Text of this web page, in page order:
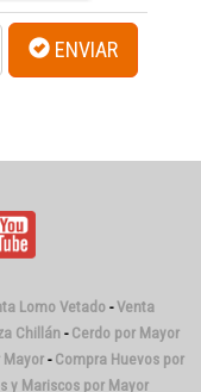
ENVIAR
Lomo Vetado-Venta
Chillán - Cerdo por Mayor
Mayor- Compra Huevos por
y Mariscos por Mayor